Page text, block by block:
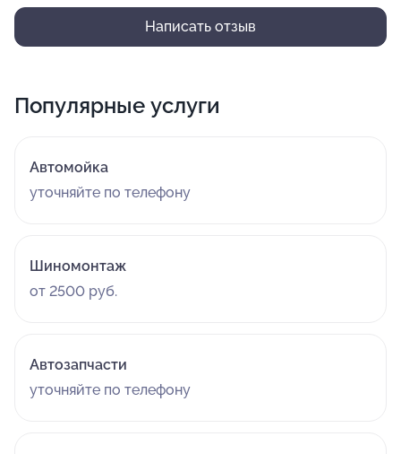
Написать отзыв
Популярные услуги
Автомойка
уточняйте по телефону
Шиномонтаж
от 2500 руб.
Автозапчасти
уточняйте по телефону